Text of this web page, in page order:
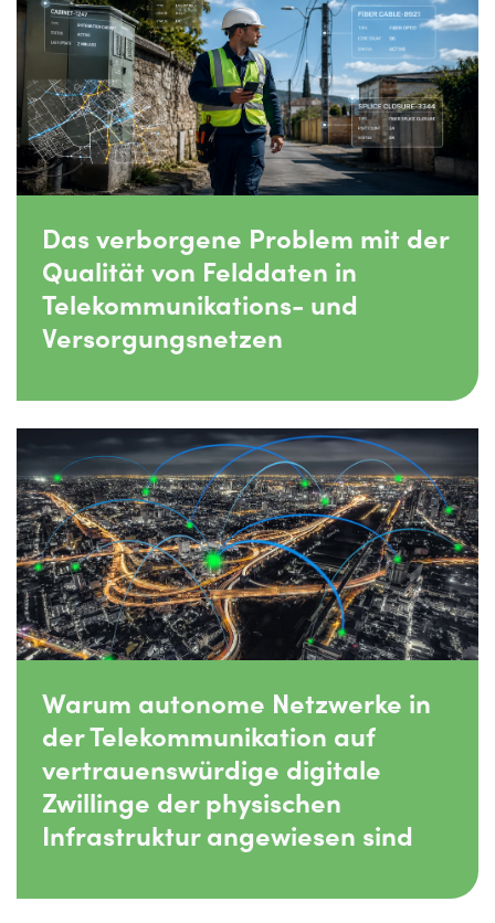
Das verborgene Problem mit der
Qualität von Felddaten in
Telekommunikations- und
Versorgungsnetzen
Warum autonome Netzwerke in
der Telekommunikation auf
vertrauenswürdige digitale
Zwillinge der physischen
Infrastruktur angewiesen sind